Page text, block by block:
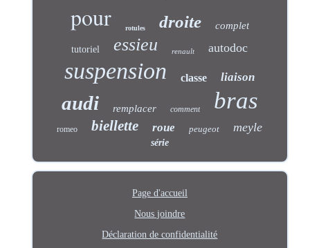
pour rotules droite complet
tutoriel essieu renault autodoc
suspension classe liaison
audi remplacer comment bras
romeo biellette roue peugeot meyle
série
Page d'accueil
Nous joindre
Déclaration de confidentialité